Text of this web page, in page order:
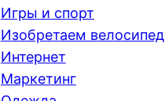
Игры и спорт
Изобретаем велосипед
Интернет
Маркетинг